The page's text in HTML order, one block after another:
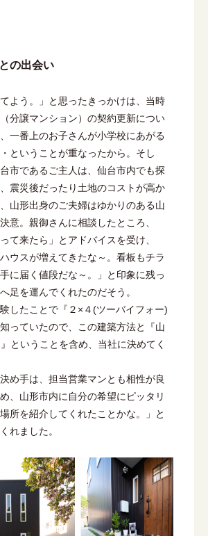
の出会い
よう。」と思ったきっかけは、当時
分譲マンション）の契約更新につい
一番上のお子さんが小学校にあがる
ということが重なったから。そし
市であるご主人は、仙台市内でも探
震災後だったり土地のコストが高か
山形出身のご夫婦はゆかりのある山
意。親御さんに相談したところ、
て来たら」とアドバイスを受け、
ハウスが増えてきたな～。看板もチラ
に届く値段だな～。」と印象に残っ
足を運んでくれたのだそう。
したことで『２×４(ツーバイフォー)
っていたので、この建築方法と『山
ということを含め、当社に決めてく
決め手は、担当営業マンとも相性が良
、山形市内に自分の希望にピッタリ
所を紹介してくれたことかな。」と
れました。